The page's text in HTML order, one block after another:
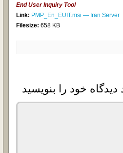
End User Inquiry Tool
Link: PMP_En_EUIT.msi — Iran Server
Filesize: 658 KB